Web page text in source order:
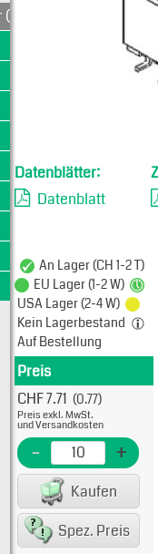
1.00 mm
Datenblätter:
Datenblatt
An Lager (CH 1-2 T)
EU Lager (1-2 W)
USA Lager (2-4 W)
Kein Lagerbestand
Auf Bestellung
Produkt
Preis
EME
CHF 7.71 (0.77)
Preis exkl. MwSt.
und Versandkosten
- +
Kaufen
Spez. Preis